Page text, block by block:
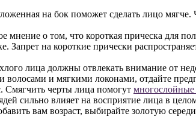
на бок поможет сделать лицо
мнение о том, что короткая прическа для
Запрет на короткие прически
лица должны отвлекать внимание от
и мягкими локонами, отдайте
Смягчить черты лица помогут
сильно влияет на восприятие лица в
вам возраст, выбирайте золотую